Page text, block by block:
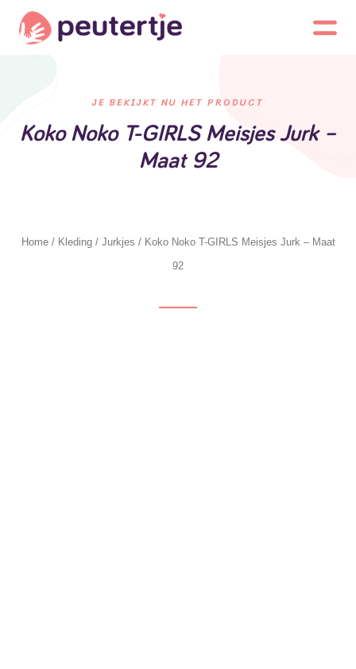
JE BEKIJKT NU HET PRODUCT
Koko Noko T-GIRLS Meisjes Jurk –
Maat 92
Home/ Kleding/ Jurkjes / Koko Noko T-GIRLS Meisjes Jurk – Maat
92